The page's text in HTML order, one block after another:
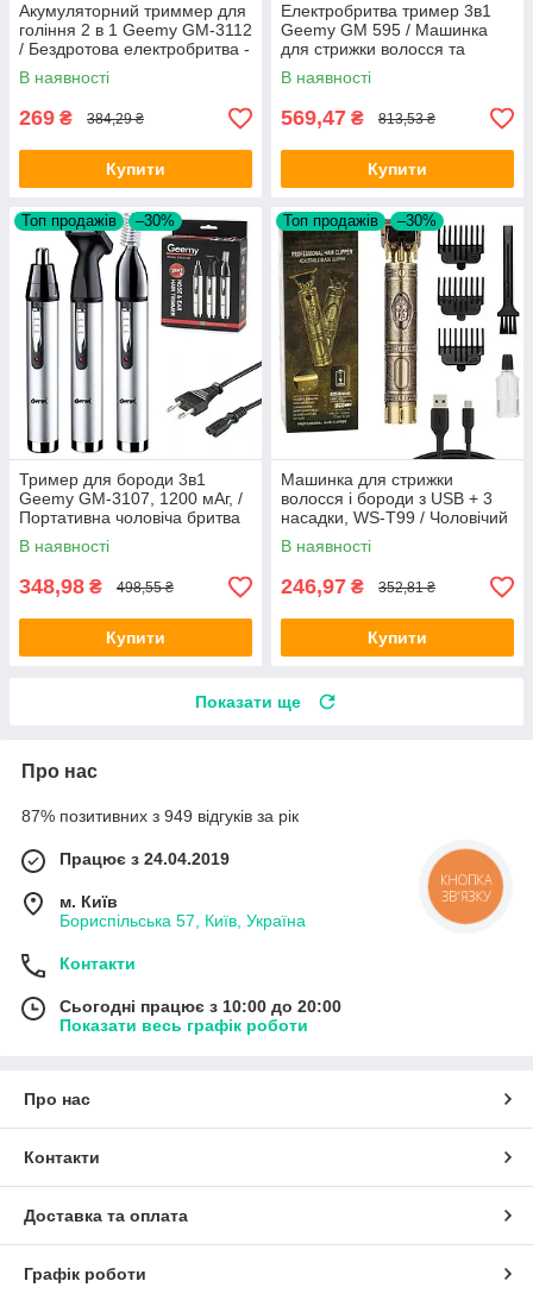
Акумуляторний триммер для
гоління 2 в 1 Geemy GM-3112
/ Бездротова електробритва -
триммер для чоловіків
В наявності
269 ₴ 384,29 ₴
Купити
Електробритва тример 3в1
Geemy GM 595 / Машинка
для стрижки волосся та
бороди / Акумуляторний
тример для носа
В наявності
569,47 ₴ 813,53 ₴
Купити
Топ продажів –30%
Тример для бороди 3в1
Geemy GM-3107, 1200 мАг, /
Портативна чоловіча бритва
для обличчя, носа та вух
В наявності
348,98 ₴ 498,55 ₴
Купити
Топ продажів –30%
Машинка для стрижки
волосся і бороди з USB + 3
насадки, WS-T99 / Чоловічий
акумуляторний тример для
стрижки
В наявності
246,97 ₴ 352,81 ₴
Купити
Показати ще
Про нас
87% позитивних з 949 відгуків за рік
Працює з 24.04.2019
м. Київ
Бориспільська 57, Київ, Україна
Контакти
Сьогодні працює з 10:00 до 20:00
Показати весь графік роботи
Про нас
Контакти
Доставка та оплата
Графік роботи
КНОПКА
ЗВ'ЯЗКУ